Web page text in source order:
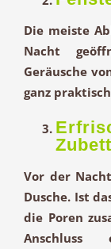
Die meiste
Nacht
Geräusche
ganz
Vor der
Dusche. Ist
die Poren